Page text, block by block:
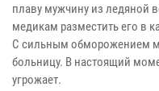
плаву мужчину из ледяной
медикам разместить его в
С сильным обморожением
больницу. В настоящий
угрожает.